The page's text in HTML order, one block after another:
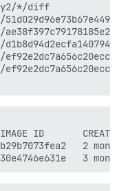
*/diff
ID
2